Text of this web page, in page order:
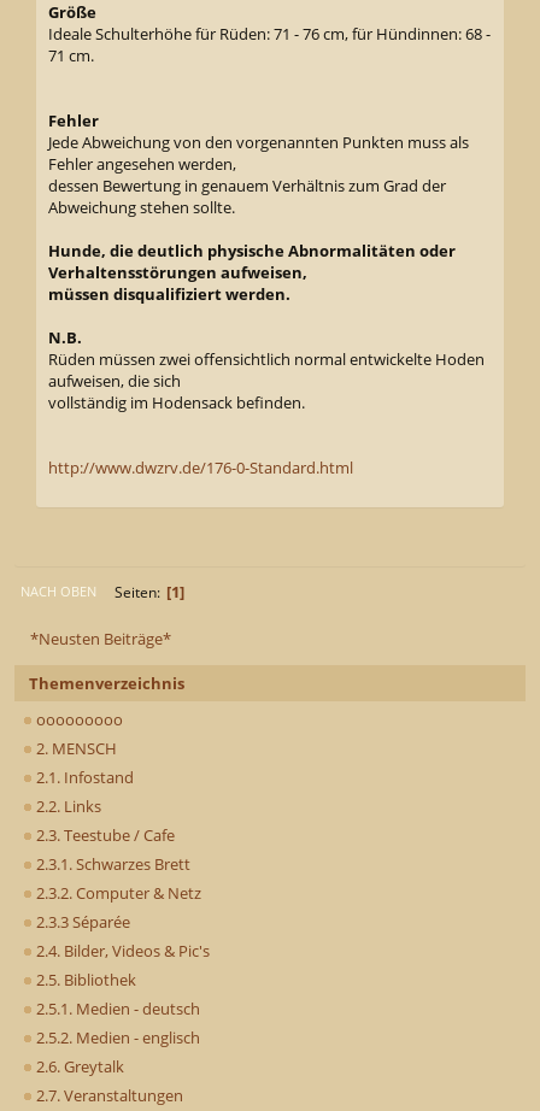
*Neusten Beiträge*
Themenverzeichnis
ooooooooo
2. MENSCH
2.1. Infostand
2.2. Links
2.3. Teestube / Cafe
2.3.1. Schwarzes Brett
2.3.2. Computer & Netz
2.3.3 Séparée
2.4. Bilder, Videos & Pic's
2.5. Bibliothek
2.5.1. Medien - deutsch
2.5.2. Medien - englisch
2.6. Greytalk
2.7. Veranstaltungen
Größe
Ideale Schulterhöhe für Rüden: 71 - 76 cm, für Hündinnen: 68 -
71 cm.
Fehler
Jede Abweichung von den vorgenannten Punkten muss als
Fehler angesehen werden,
dessen Bewertung in genauem Verhältnis zum Grad der
Abweichung stehen sollte.
Hunde, die deutlich physische Abnormalitäten oder
Verhaltensstörungen aufweisen,
müssen disqualifiziert werden.
N.B.
Rüden müssen zwei offensichtlich normal entwickelte Hoden
aufweisen, die sich
vollständig im Hodensack befinden.
http://www.dwzrv.de/176-0-Standard.html
NACH OBEN Seiten 1